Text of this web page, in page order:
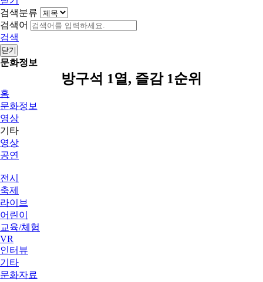
검색분류
검색어
검색
닫기
문화정보
방구석 1열, 즐감 1순위
홈
문화정보
영상
기타
영상
공연
전시
축제
라이브
어린이
교육/체험
VR
인터뷰
기타
문화자료